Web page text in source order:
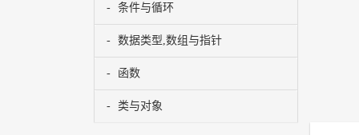
条件与循环
数据类型,数组与指针
函数
类与对象